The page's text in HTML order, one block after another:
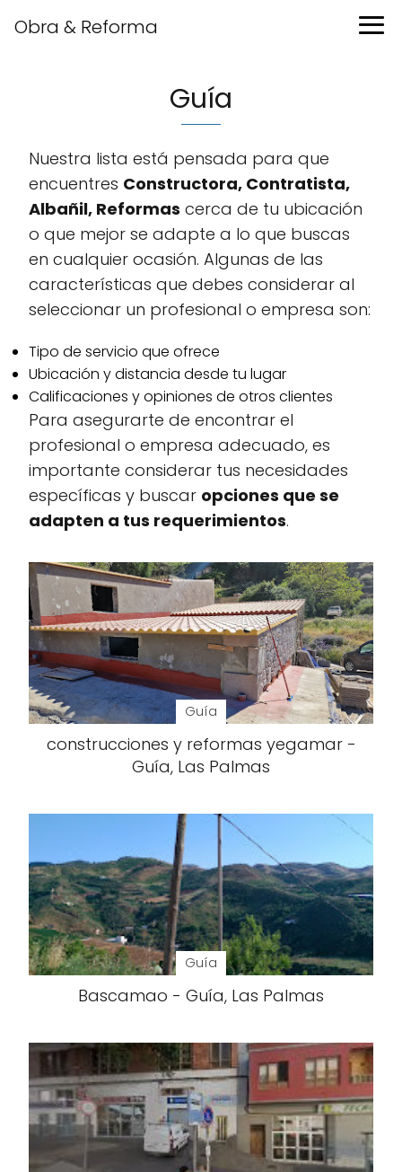
Obra & Reforma
Guía
Nuestra lista está pensada para que
encuentres Constructora, Contratista,
Albañil, Reformas cerca de tu ubicación
o que mejor se adapte a lo que buscas
en cualquier ocasión. Algunas de las
características que debes considerar al
seleccionar un profesional o empresa son:
Tipo de servicio que ofrece
Ubicación y distancia desde tu lugar
Calificaciones y opiniones de otros clientes
Para asegurarte de encontrar el
profesional o empresa adecuado, es
importante considerar tus necesidades
específicas y buscar opciones que se
adapten a tus requerimientos.
Guía
construcciones y reformas yegamar -
Guía, Las Palmas
Guía
Bascamao - Guía, Las Palmas